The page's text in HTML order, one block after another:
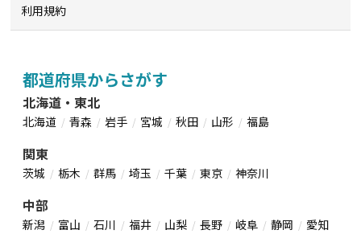
利用規約
都道府県からさがす
北海道・東北
北海道 青森 岩手 宮城 秋田 山形 福島
関東
茨城 栃木 群馬 埼玉 千葉 東京 神奈川
中部
新潟 富山 石川 福井 山梨 長野 岐阜 静岡 愛知